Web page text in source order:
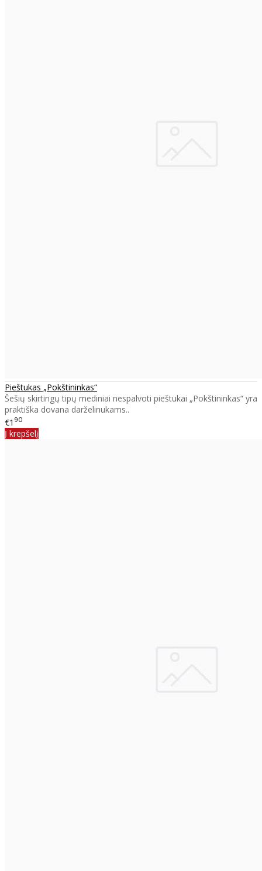
Pieštukas „Pokštininkas“
Šešių skirtingų tipų mediniai nespalvoti pieštukai „Pokštininkas“ yra
praktiška dovana darželinukams..
€1 90
Į krepšelį